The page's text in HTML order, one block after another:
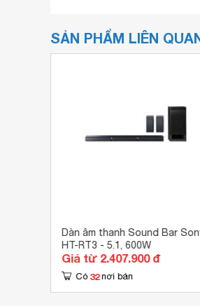
Dàn máy Sony DAV-
như dễ dàng hài hòa với
SẢN PHẨM LIÊN
Dàn âm thanh Sound Bar
HT-RT3 - 5.1, 600W
Giá từ 2.407.900 đ
Có 32 nơi bán